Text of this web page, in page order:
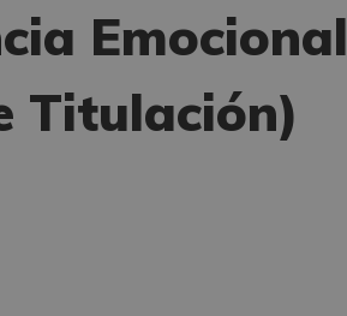
Emocional
Titulación)